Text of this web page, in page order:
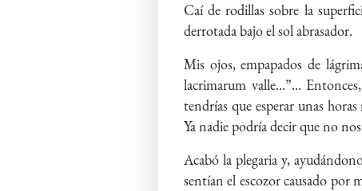
Caí de rodillas sobre la
derrotada bajo el sol abrasador.
Mis ojos, empapados de
lacrimarum valle...”...
tendrías que esperar unas
Ya nadie podría decir que no
Acabó la plegaria y,
sentían el escozor causado por